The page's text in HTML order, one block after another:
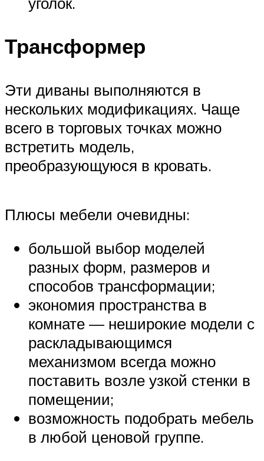
Трансформер
Эти диваны выполняются в
нескольких модификациях. Чаще
всего в торговых точках можно
встретить модель,
преобразующуюся в кровать.
Плюсы мебели очевидны:
большой выбор моделей
разных форм, размеров и
способов трансформации;
экономия пространства в
комнате — неширокие модели с
раскладывающимся
механизмом всегда можно
поставить возле узкой стенки в
помещении;
возможность подобрать мебель
в любой ценовой группе.